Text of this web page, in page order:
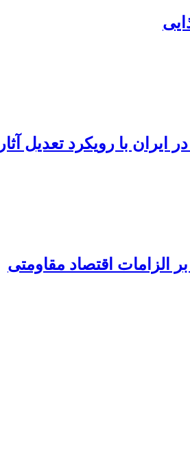
ایران با رویکرد تعدیل
الزامات اقتصاد مقاومتی